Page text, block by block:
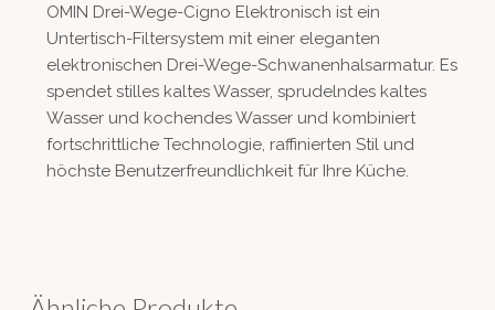
OMIN Drei-Wege-Cigno Elektronisch ist ein
Untertisch-Filtersystem mit einer eleganten
elektronischen Drei-Wege-Schwanenhalsarmatur. Es
spendet stilles kaltes Wasser, sprudelndes kaltes
Wasser und kochendes Wasser und kombiniert
fortschrittliche Technologie, raffinierten Stil und
höchste Benutzerfreundlichkeit für Ihre Küche.